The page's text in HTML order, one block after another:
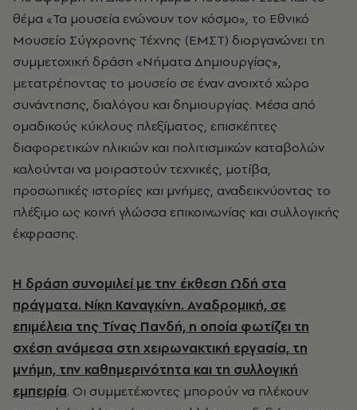
θέμα «Τα μουσεία ενώνουν τον κόσμο», το Εθνικό
Μουσείο Σύγχρονης Τέχνης (ΕΜΣΤ) διοργανώνει τη
συμμετοχική δράση «Νήματα Δημιουργίας»,
μετατρέποντας το μουσείο σε έναν ανοιχτό χώρο
συνάντησης, διαλόγου και δημιουργίας. Μέσα από
ομαδικούς κύκλους πλεξίματος, επισκέπτες
διαφορετικών ηλικιών και πολιτισμικών καταβολών
καλούνται να μοιραστούν τεχνικές, μοτίβα,
προσωπικές ιστορίες και μνήμες, αναδεικνύοντας το
πλέξιμο ως κοινή γλώσσα επικοινωνίας και συλλογικής
έκφρασης.
Η δράση συνομιλεί με την έκθεση Ωδή στα
πράγματα. Νίκη Καναγκίνη. Αναδρομική, σε
επιμέλεια της Τίνας Πανδή, η οποία φωτίζει τη
σχέση ανάμεσα στη χειρωνακτική εργασία, τη
μνήμη, την καθημερινότητα και τη συλλογική
εμπειρία. Οι συμμετέχοντες μπορούν να πλέκουν